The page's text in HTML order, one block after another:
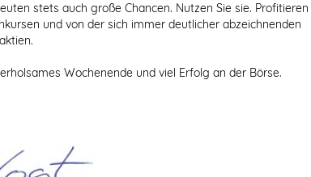
stets auch große Chancen. Nutzen Sie sie. Profitieren
und von der sich immer deutlicher abzeichnenden
Wochenende und viel Erfolg an der Börse.